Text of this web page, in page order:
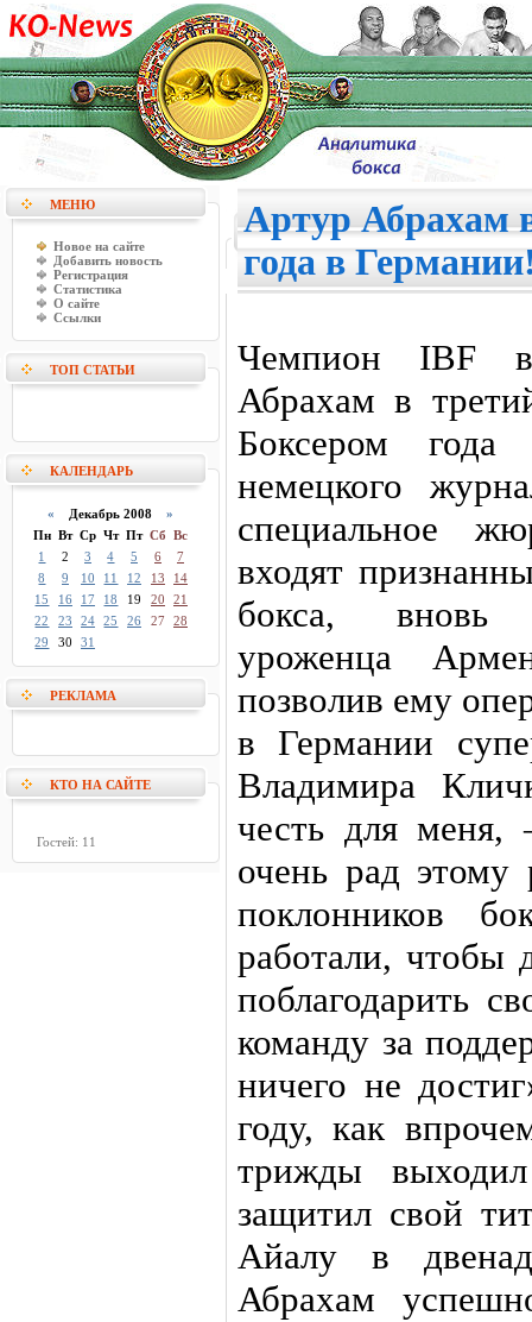
МЕНЮ
Новое на сайте
Добавить новость
Регистрация
Статистика
О сайте
Ссылки
ТОП СТАТЬИ
КАЛЕНДАРЬ
« Декабрь 2008 »
Пн Вт Ср Чт Пт Сб Вс
1
2 3 4 5 6
7
8
9 10 11 12 13
14
15
16 17 18 19 20
21
22
23 24 25 26 27
28
29
30 31
РЕКЛАМА
КТО НА САЙТЕ
Гостей: 11
Артур Абрахам
года в
Чемпион IBF
Абрахам в
Боксером
немецкого
специальное
входят
бокса, вновь
уроженца
позволив ему
в Германии
Владимира
честь для
очень рад
поклонников
работали, чтобы
поблагодарить
команду за
ничего не
году, как
трижды
защитил свой
Айалу в
Абрахам